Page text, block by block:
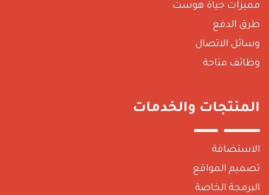
مميزات حياة هوست
طرق الدفع
وسائل الاتصال
وظائف متاحة
المنتجات والخدمات
الاستضافة
تصميم المواقع
البرمجة الخاصة